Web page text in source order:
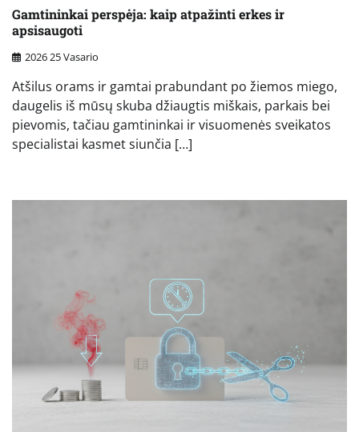
Gamtininkai perspėja: kaip atpažinti erkes ir
apsisaugoti
2026 25 Vasario
Atšilus orams ir gamtai prabundant po žiemos miego,
daugelis iš mūsų skuba džiaugtis miškais, parkais bei
pievomis, tačiau gamtininkai ir visuomenės sveikatos
specialistai kasmet siunčia […]